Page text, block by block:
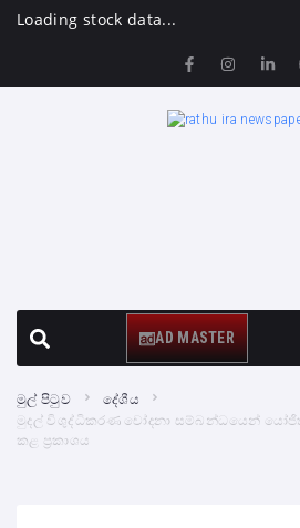
Loading stock data...
AD MASTER
මුල් පිටුව
දේශීය
මුදල් විශුද්ධිකරණ චෝදනා සම්බන්ධයෙන්
කළ ප්‍රකාශය